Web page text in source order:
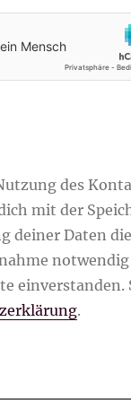
des
mit der
deiner Daten
notwendig
einverstanden.
.